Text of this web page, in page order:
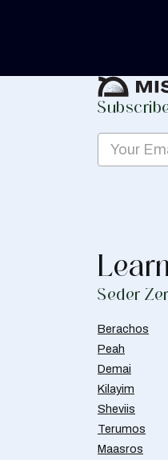
Seder
Berachos
Peah
Demai
Kilayim
Sheviis
Terumos
Maasros